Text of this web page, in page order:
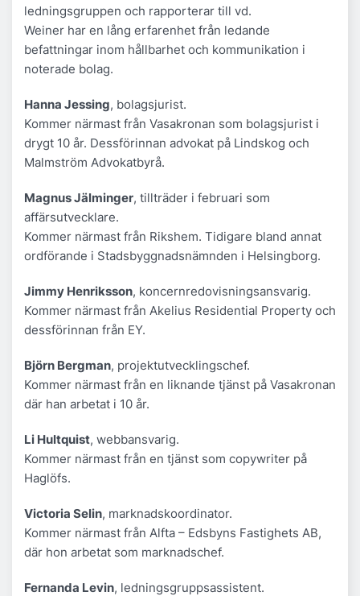
ledningsgruppen och rapporterar till vd.
Weiner har en lång erfarenhet från ledande
befattningar inom hållbarhet och kommunikation i
noterade bolag.
Hanna Jessing, bolagsjurist.
Kommer närmast från Vasakronan som bolagsjurist i
drygt 10 år. Dessförinnan advokat på Lindskog och
Malmström Advokatbyrå.
Magnus Jälminger, tillträder i februari som
affärsutvecklare.
Kommer närmast från Rikshem. Tidigare bland annat
ordförande i Stadsbyggnadsnämnden i Helsingborg.
Jimmy Henriksson, koncernredovisningsansvarig.
Kommer närmast från Akelius Residential Property och
dessförinnan från EY.
Björn Bergman, projektutvecklingschef.
Kommer närmast från en liknande tjänst på Vasakronan
där han arbetat i 10 år.
Li Hultquist, webbansvarig.
Kommer närmast från en tjänst som copywriter på
Haglöfs.
Victoria Selin, marknadskoordinator.
Kommer närmast från Alfta – Edsbyns Fastighets AB,
där hon arbetat som marknadschef.
Fernanda Levin, ledningsgruppsassistent.